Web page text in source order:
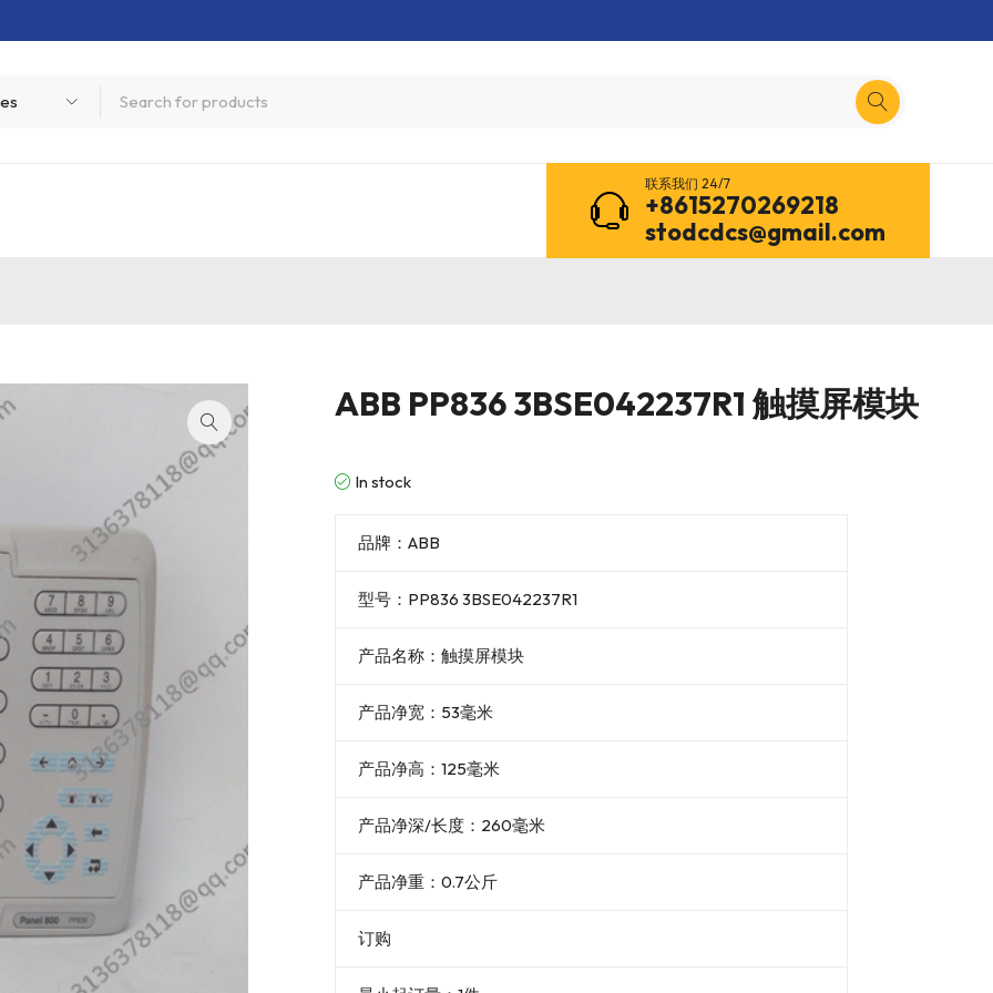
联系我们 24/7
+8615270269218
stodcdcs@gmail.com
ABB PP836 3BSE042237R1 触摸屏模块
In stock
品牌：ABB
型号：PP836 3BSE042237R1
产品名称：触摸屏模块
产品净宽：53毫米
产品净高：125毫米
产品净深/长度：260毫米
产品净重：0.7公斤
订购